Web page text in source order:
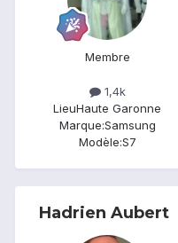
Membre
1,4k
LieuHaute Garonne
Marque:Samsung
Modèle:S7
Hadrien Aubert